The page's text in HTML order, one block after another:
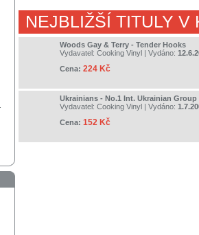
NEJBLIŽŠÍ TITULY V
Woods Gay & Terry - Tender Hooks
Vydavatel: Cooking Vinyl | Vydáno:
Cena: 224 Kč
Ukrainians - No.1 Int. Ukrainian Group
Vydavatel: Cooking Vinyl | Vydáno:
Cena: 152 Kč